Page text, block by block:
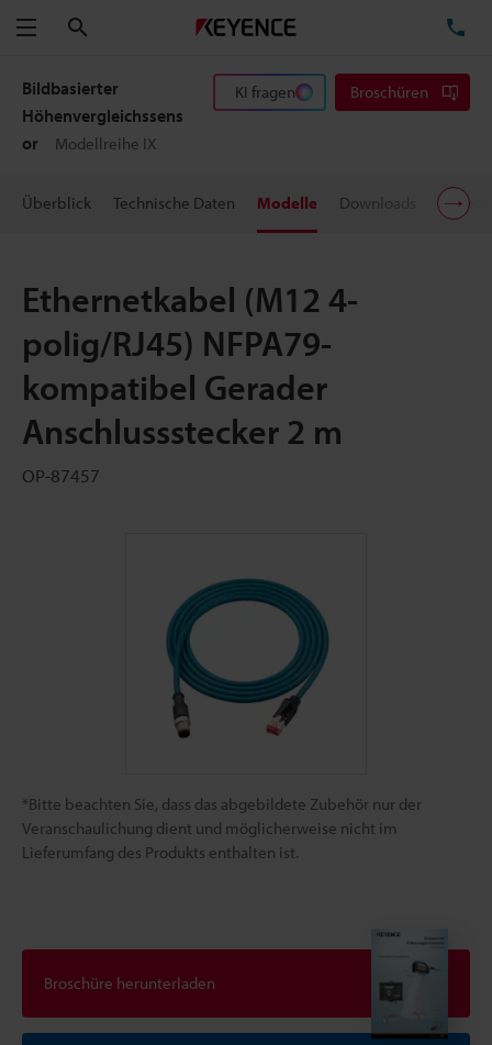
Menü
Bildbasierter
Höhenvergleichssens
or
Modellreihe IX
KI fragen Broschüren
Überblick Technische Daten Modelle Downloads
Ethernetkabel (M12 4-
polig/RJ45) NFPA79-
kompatibel Gerader
Anschlussstecker 2 m
OP-87457
*Bitte beachten Sie, dass das abgebildete Zubehör nur der
Veranschaulichung dient und möglicherweise nicht im
Lieferumfang des Produkts enthalten ist.
Broschüre herunterladen